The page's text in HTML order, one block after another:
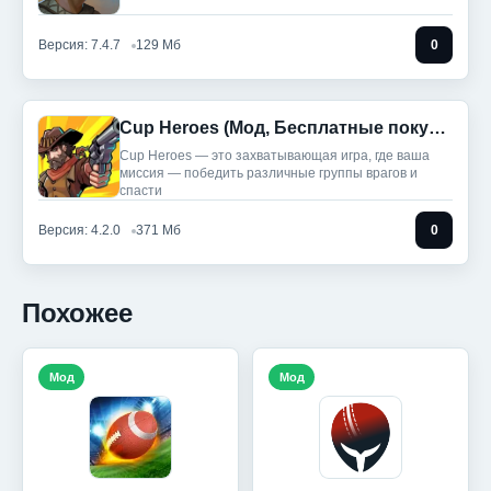
Версия: 7.4.7 129 Мб 0
Cup Heroes (Мод, Бесплатные покупки)
Cup Heroes — это захватывающая игра, где ваша
миссия — победить различные группы врагов и
спасти
Версия: 4.2.0 371 Мб 0
Похожее
Мод Мод